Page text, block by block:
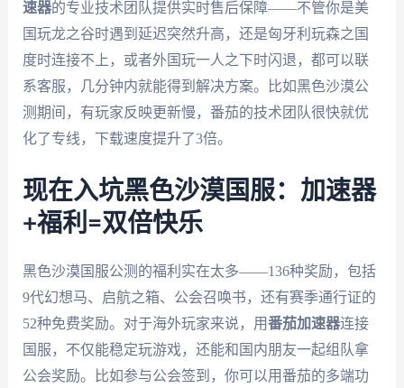
速器的专业技术团队提供实时售后保障——不管你是美
国玩龙之谷时遇到延迟突然升高，还是匈牙利玩森之国
度时连接不上，或者外国玩一人之下时闪退，都可以联
系客服，几分钟内就能得到解决方案。比如黑色沙漠公
测期间，有玩家反映更新慢，番茄的技术团队很快就优
化了专线，下载速度提升了3倍。
现在入坑黑色沙漠国服：加速器
+福利=双倍快乐
黑色沙漠国服公测的福利实在太多——136种奖励，包括
9代幻想马、启航之箱、公会召唤书，还有赛季通行证的
52种免费奖励。对于海外玩家来说，用番茄加速器连接
国服，不仅能稳定玩游戏，还能和国内朋友一起组队拿
公会奖励。比如参与公会签到，你可以用番茄的多端功